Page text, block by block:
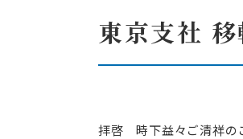
東京支社
拝啓 時下益々ご清祥の